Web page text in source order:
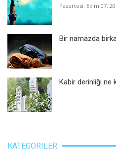
Pazartesi, Ekim 07,
Bir namazda
Kabir derinliği ne
KATEGORILER